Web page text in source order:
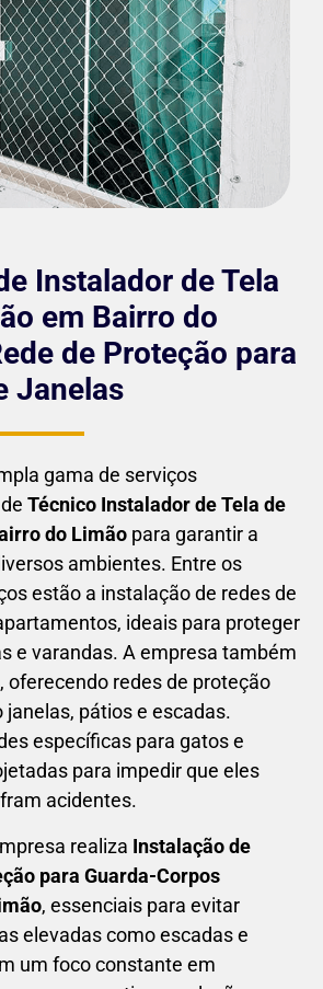
Instalador de Tela
em Bairro do
de Proteção para
Janelas
gama de serviços
Técnico Instalador de Tela de
do Limão para garantir a
ambientes. Entre os
estão a instalação de redes de
ideais para proteger
e varandas. A empresa também
oferecendo redes de proteção
pátios e escadas.
específicas para gatos e
para impedir que eles
acidentes.
realiza Instalação de
para Guarda-Corpos
, essenciais para evitar
elevadas como escadas e
um foco constante em